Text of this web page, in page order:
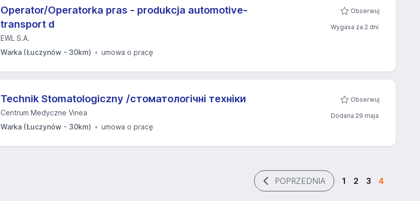
Operator/Operatorka pras - produkcja automotive-
transport d
EWL S.A.
Warka (Łuczynów - 30km)
umowa o pracę
Obserwuj
Wygasa za 2 dni
Technik Stomatologiczny /стоматологічні техніки
Centrum Medyczne Vinea
Warka (Łuczynów - 30km)
umowa o pracę
Obserwuj
Dodana 29 maja
POPRZEDNIA 1 2 3 4